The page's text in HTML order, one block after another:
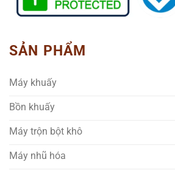
SẢN PHẨM
Máy khuấy
Bồn khuấy
Máy trộn bột khô
Máy nhũ hóa